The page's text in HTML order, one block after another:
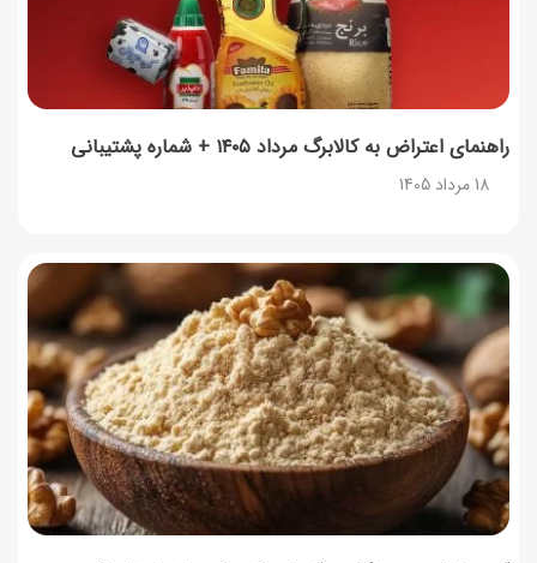
راهنمای اعتراض به کالابرگ مرداد ۱۴۰۵ + شماره پشتیبانی
18 مرداد 1405
17 مرداد 1405